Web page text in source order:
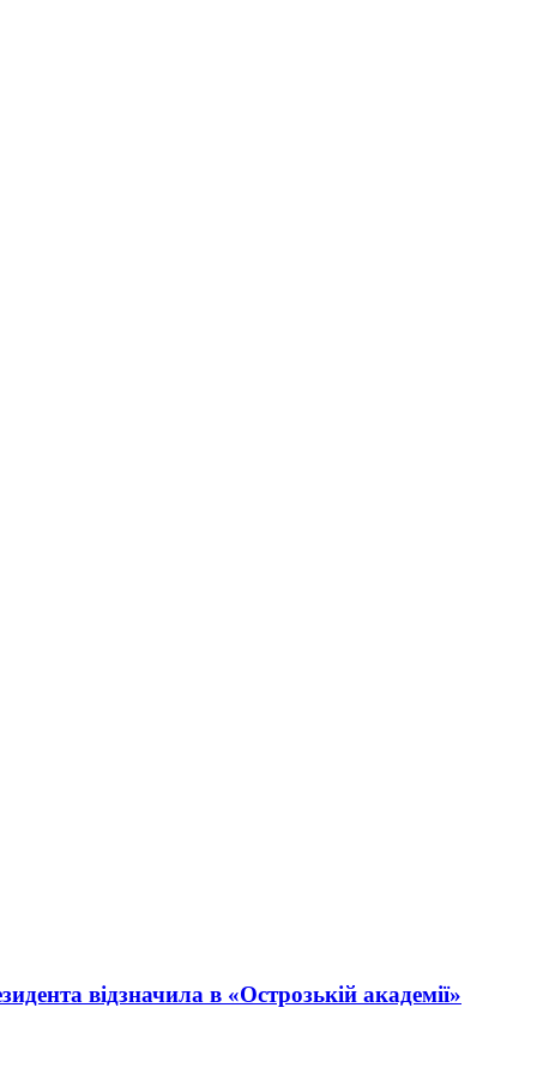
відзначила в «Острозькій академії»